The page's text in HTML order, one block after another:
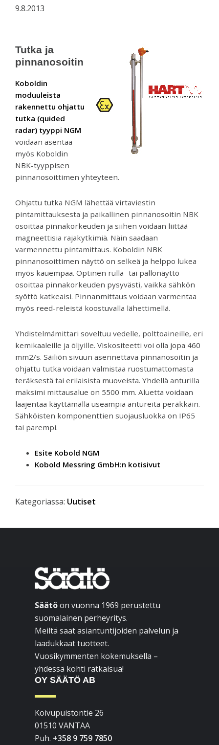
9.8.2013
Tutka ja
pinnanosoitin
Koboldin
moduuleista
rakennettu ohjattu
tutka (quided
radar) tyyppi NGM
voidaan asentaa
myös Koboldin
NBK-tyyppisen
pinnanosoittimen yhteyteen.
Ohjattu tutka NGM lähettää virtaviestin
pintamittauksesta ja paikallinen pinnanosoitin NBK
osoittaa pinnakorkeuden ja siihen voidaan liittää
magneettisia rajakytkimiä. Näin saadaan
varmennettu pintamittaus. Koboldin NBK
pinnanosoittimen näyttö on selkeä ja helppo lukea
myös kauempaa. Optinen rulla- tai pallonäyttö
osoittaa pinnakorkeuden pysyvästi, vaikka sähkön
syöttö katkeaisi. Pinnanmittaus voidaan varmentaa
myös reed-releistä koostuvalla lähettimellä.
Yhdistelmämittari soveltuu vedelle, polttoaineille, eri
kemikaaleille ja öljyille. Viskositeetti voi olla jopa 460
mm2/s. Säiliön sivuun asennettava pinnanosoitin ja
ohjattu tutka voidaan valmistaa ruostumattomasta
teräksestä tai erilaisista muoveista. Yhdellä anturilla
maksimi mittausalue on 5500 mm. Aluetta voidaan
laajentaa käyttämällä useampia antureita peräkkäin.
Sähköisten komponenttien suojausluokka on IP65
tai parempi.
Esite Kobold NGM
Kobold Messring GmbH:n kotisivut
Kategoriassa: Uutiset
Footer
Säätöon vuonna 1969 perustettu
suomalainen perheyritys.
Meiltä saat asiantuntijoiden palvelun ja
laadukkaat tuotteet.
Vuosikymmenten kokemuksella –
yhdessä kohti ratkaisua!
OY SÄÄTÖ AB
Koivupuistontie 26
01510 VANTAA
Puh. +358 9 759 7850